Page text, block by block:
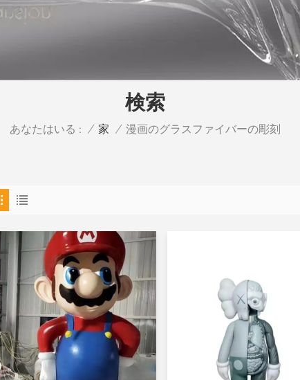
検索
あなたはいる : / 家 / 漫画のグラスファイバーの彫刻